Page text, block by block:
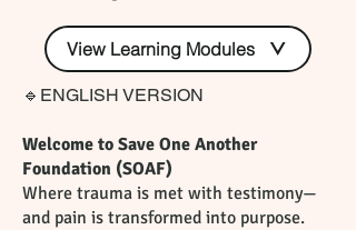
View Learning Modules
🔹ENGLISH VERSION
Welcome to Save One Another
Foundation (SOAF)
Where trauma is met with testimony—
and pain is transformed into purpose.